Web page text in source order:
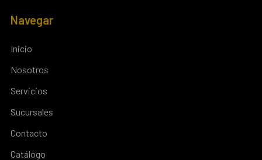
Navegar
Inicio
Nosotros
Servicios
Sucursales
Contacto
Catálogo